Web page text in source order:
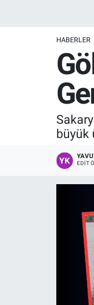
HABERLER
büyük
Resmi İlanlar
Son Dakika
Uşak Haberleri